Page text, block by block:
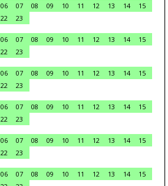
06 07 08 09 10 11 12 13 14
15
22
23
06 07 08 09 10 11 12 13 14
15
22
23
06 07 08 09 10 11 12 13 14
15
22
23
06 07 08 09 10 11 12 13 14
15
22
23
06 07 08 09 10 11 12 13 14
15
22
23
06 07 08 09 10 11 12 13 14
15